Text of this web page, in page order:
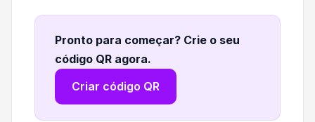
Pronto para começar? Crie o seu
código QR agora.
Criar código QR